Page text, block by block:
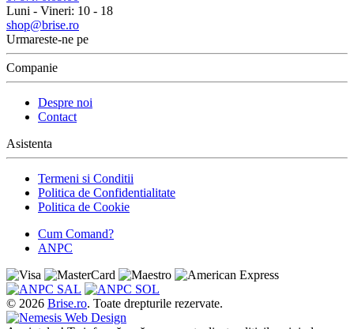
Luni - Vineri: 10 - 18
shop@brise.ro
Urmareste-ne pe
Companie
Despre noi
Contact
Asistenta
Termeni si Conditii
Politica de Confidentialitate
Politica de Cookie
Cum Comand?
ANPC
© 2026 Brise.ro. Toate drepturile rezervate.